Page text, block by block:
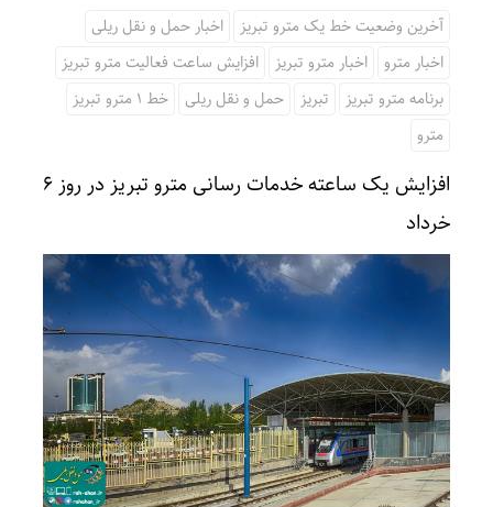
آخرین وضعیت خط یک مترو تبریز
اخبار حمل و نقل ریلی
اخبار مترو
اخبار مترو تبریز
افزایش ساعت فعالیت مترو تبریز
برنامه مترو تبریز
تبریز حمل و نقل ریلی
خط 1 مترو تبریز
مترو
افزایش یک ساعته خدمات رسانی مترو تبریز در روز ۶
خرداد